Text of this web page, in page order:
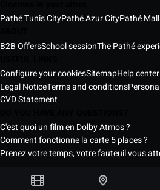
Pathé Tunis CityPathé Azur CityPathé
B2B OffersSchool sessionThe Pathé
Configure your cookiesSitemapHelp center
Legal NoticeTerms and conditions
CVD Statement
C'est quoi un film en Dolby Atmos ?
Comment fonctionne la carte 5 places ?
Prenez votre temps, votre fauteuil vous
Pathé Tunisia Cinemas © 2026